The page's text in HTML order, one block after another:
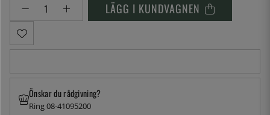
LÄGG I KUNDVAGNEN
Önskar du rådgivning?
Ring 08-41095200